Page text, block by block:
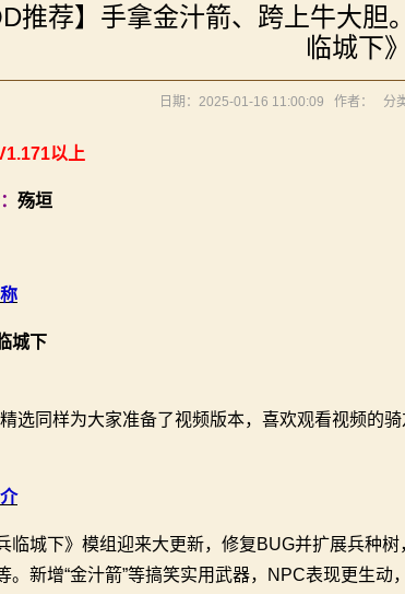
2变修真界！
的战帆》带你领略历史的厚重！
人模式！
骑友体验被领主起兵逼宫！
改良版》已更新至最新版本！
的崛起》让你轻松反骑！
歌》全新内容重构更新！
2变修真界！
前的战帆》带你领略历史的厚重！
骑友体验被领主起兵逼宫！
改良版》已更新至最新版本！
推荐】手拿金汁箭、跨上牛大
临城下
日期：2025-01-16 11:00:09 作者： 分
以上
殇垣
城下
选同样为大家准备了视频版本，喜欢观看视频的骑
临城下》模组迎来大更新，修复BUG并扩展兵种
。新增“金汁箭”等搞笑实用武器，NPC表现更生